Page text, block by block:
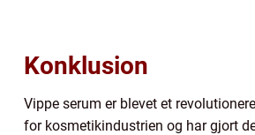
Konklusion
Vippe serum er blevet et
for kosmetikindustrien og har gjort